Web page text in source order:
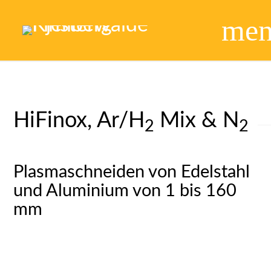
HiFinox, Ar/H 2 Mix & N 2
Plasmaschneiden von Edelstahl
und Aluminium von 1 bis 160
mm